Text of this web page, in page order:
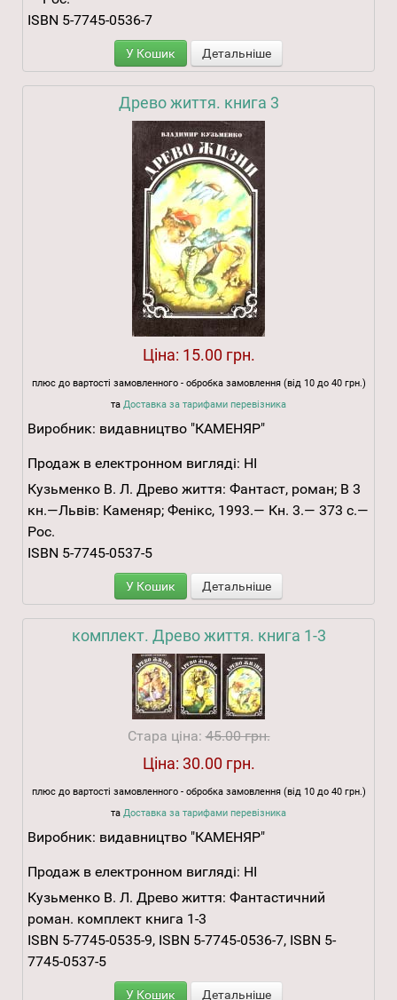
ISBN 5-7745-0536-7
У Кошик Детальніше
Древо життя. книга 3
Ціна: 15.00 грн.
плюс до вартості замовленного - обробка замовлення (від 10 до 40 грн.)
та Доставка за тарифами перевізника
Виробник: видавництво "КАМЕНЯР"
Продаж в електронном вигляді: НІ
Кузьменко В. Л. Древо життя: Фантаст, роман; В 3
кн.—Львів: Каменяр; Фенікс, 1993.— Кн. 3.— 373 с.—
Рос.
ISBN 5-7745-0537-5
У Кошик Детальніше
комплект. Древо життя. книга 1-3
Стара ціна:45.00 грн.
Ціна: 30.00 грн.
плюс до вартості замовленного - обробка замовлення (від 10 до 40 грн.)
та Доставка за тарифами перевізника
Виробник: видавництво "КАМЕНЯР"
Продаж в електронном вигляді: НІ
Кузьменко В. Л. Древо життя: Фантастичний
роман. комплект книга 1-3
ISBN 5-7745-0535-9, ISBN 5-7745-0536-7, ISBN 5-
7745-0537-5
У Кошик Детальніше